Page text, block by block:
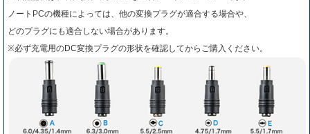
ノートPCの機種によっては、他の変換プラグが適合する場合や、
どのプラグにも適合しない場合があります。
※必ず充電用のDC変換プラグの形状を確認してからご購入ください。